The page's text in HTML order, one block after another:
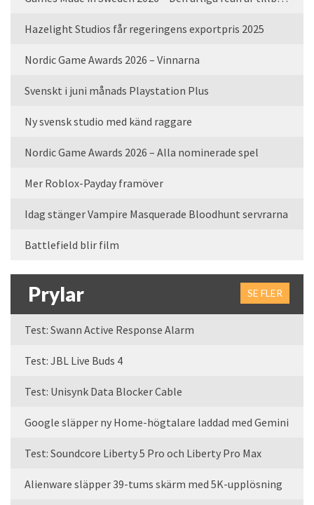
Hazelight Studios får regeringens exportpris 2025
Nordic Game Awards 2026 – Vinnarna
Svenskt i juni månads Playstation Plus
Ny svensk studio med känd raggare
Nordic Game Awards 2026 – Alla nominerade spel
Mer Roblox-Payday framöver
Idag stänger Vampire Masquerade Bloodhunt servrarna
Battlefield blir film
Prylar SE FLER
Test: Swann Active Response Alarm
Test: JBL Live Buds 4
Test: Unisynk Data Blocker Cable
Google släpper ny Home-högtalare laddad med Gemini
Test: Soundcore Liberty 5 Pro och Liberty Pro Max
Alienware släpper 39-tums skärm med 5K-upplösning